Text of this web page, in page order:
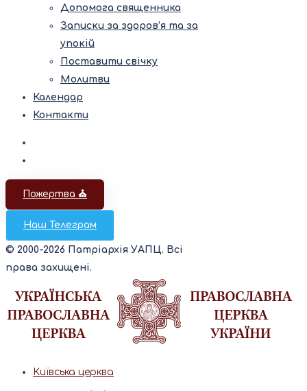
Допомога священника
Записки за здоров’я та за
упокій
Поставити свічку
Молитви
Календар
Контакти
Пожертва ⛪️
Наш Телеграм
© 2000-2026 Патріархія УАПЦ. Всі
права захищені.
Київська церква